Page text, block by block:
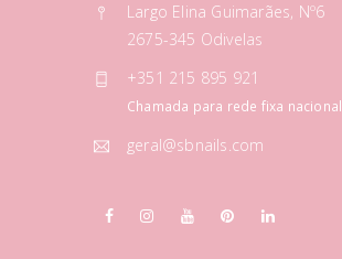
Largo Elina Guimarães, Nº6
2675-345 Odivelas
+351 215 895 921
Chamada para rede fixa nacional
geral@sbnails.com